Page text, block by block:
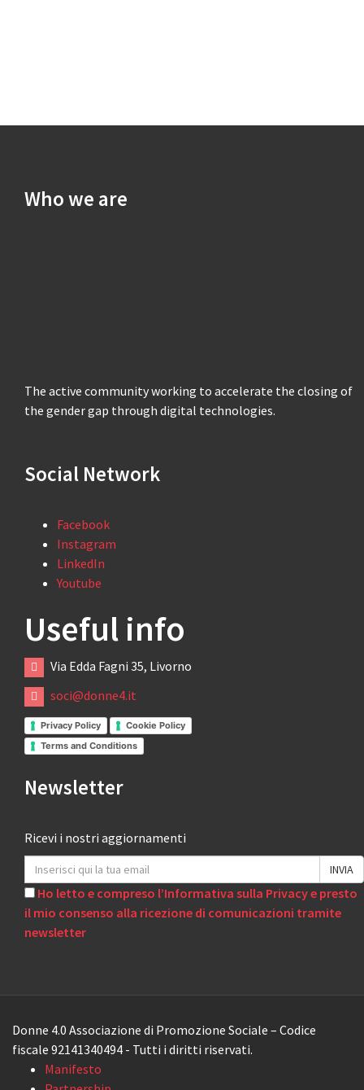
Who we are
The active community working to accelerate the closing of
the gender gap through digital technologies.
Social Network
Facebook
Instagram
LinkedIn
Youtube
Useful info
Via Edda Fagni 35, Livorno
soci@donne4.it
Privacy Policy
Cookie Policy
Terms and Conditions
Newsletter
Ricevi i nostri aggiornamenti
Ho letto e compreso l’Informativa sulla Privacy e presto
il mio consenso alla ricezione di comunicazioni tramite
newsletter
Donne 4.0 Associazione di Promozione Sociale – Codice
fiscale 92141340494 - Tutti i diritti riservati.
Manifesto